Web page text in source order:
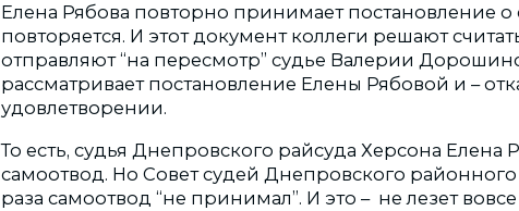
Елена Рябова повторно принимает постановление о
повторяется. И этот документ коллеги решают
отправляют “на пересмотр” судье Валерии
рассматривает постановление Елены Рябовой и –
удовлетворении.
То есть, судья Днепровского райсуда Херсона Елена
самоотвод. Но Совет судей Днепровского
раза самоотвод “не принимал”. И это – не лезет